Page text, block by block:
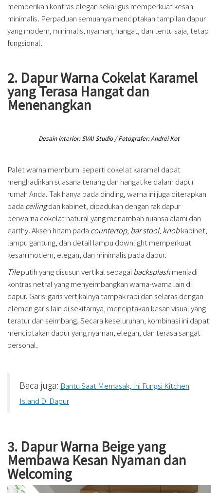
memberikan kontras elegan sekaligus memperkuat kesan
minimalis. Perpaduan semuanya menciptakan tampilan dapur
yang modern, minimalis, nyaman, hangat, dan tentu saja, tetap
fungsional.
2. Dapur Warna Cokelat Karamel
yang Terasa Hangat dan
Menenangkan
Desain interior: SVAI Studio / Fotografer: Andrei Kot
Palet warna membumi seperti cokelat karamel dapat
menghadirkan suasana tenang dan hangat ke dalam dapur
rumah Anda. Tak hanya pada dinding, warna ini juga diterapkan
pada ceilingdan kabinet, dipadukan dengan rak dapur
berwarna cokelat natural yang menambah nuansa alami dan
earthy. Aksen hitam pada countertop, bar stool, knobkabinet,
lampu gantung, dan detail lampu downlight memperkuat
kesan modern, elegan, dan minimalis pada dapur.
Tileputih yang disusun vertikal sebagai backsplashmenjadi
kontras netral yang menyeimbangkan warna-warna lain di
dapur. Garis-garis vertikalnya tampak rapi dan selaras dengan
elemen garis lain di sekitarnya, menciptakan kesan visual yang
teratur dan seimbang. Secara keseluruhan, kombinasi ini dapat
menciptakan dapur yang nyaman, elegan, dan terasa sangat
personal.
Baca juga: Bantu Saat Memasak, Ini Fungsi Kitchen
Island Di Dapur
3. Dapur Warna Beige yang
Membawa Kesan Nyaman dan
Welcoming